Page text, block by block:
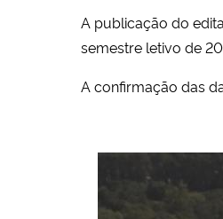
A publicação do
semestre letivo de
A confirmação das